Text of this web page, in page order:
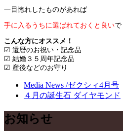
一目惚れしたものがあれば
手に入るうちに選ばれておくと良いで
こんな方にオススメ！
☑︎ 還暦のお祝い・記念品
☑︎ 結婚３５周年記念品
☑︎ 産後などのお守り
Media News /ゼクシィ4月号
４月の誕生石 ダイヤモンド
お知らせ